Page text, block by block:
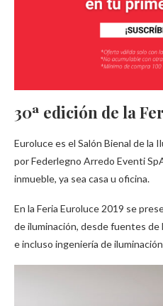
30ª edición de la
Euroluce es el Salón Bienal de la
por Federlegno Arredo Eventi
inmueble, ya sea casa u oficina.
En la Feria Euroluce 2019 se
de iluminación, desde fuentes de
e incluso ingeniería de